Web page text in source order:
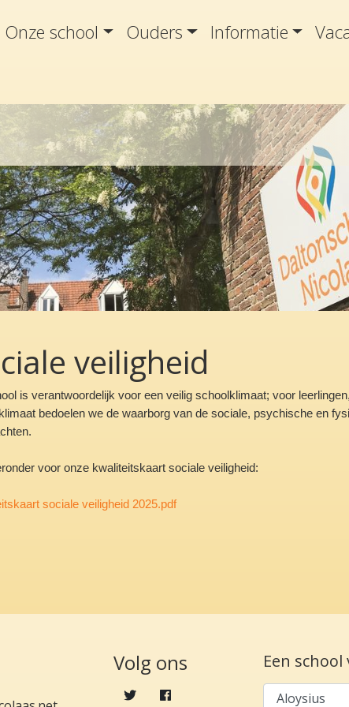
Onze school Ouders Informatie
veiligheid
is verantwoordelijk voor een veilig schoolklimaat; voor
bedoelen we de waarborg van de sociale, psychische en
voor onze kwaliteitskaart sociale veiligheid:
sociale veiligheid 2025.pdf
Volg ons Een